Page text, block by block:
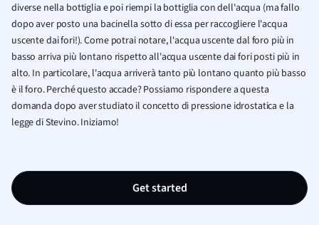
diverse nella bottiglia e poi riempi la bottiglia con dell'acqua (ma fallo
dopo aver posto una bacinella sotto di essa per raccogliere l'acqua
uscente dai fori!). Come potrai notare, l'acqua uscente dal foro più in
basso arriva più lontano rispetto all'acqua uscente dai fori posti più in
alto. In particolare, l'acqua arriverà tanto più lontano quanto più basso
è il foro. Perché questo accade? Possiamo rispondere a questa
domanda dopo aver studiato il concetto di pressione idrostatica e la
legge di Stevino.Iniziamo!
Get started